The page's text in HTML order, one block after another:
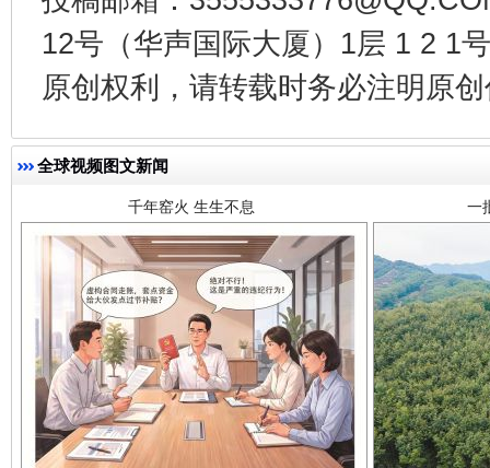
12号（华声国际大厦）1层 1 2 1
原创权利，请转载时务必注明原
全球视频图文新闻
千年窑火 生生不息 一
揭开“小金库”的免责幌子